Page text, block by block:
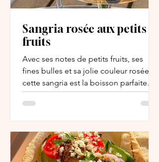
Sangria rosée aux petits
fruits
Avec ses notes de petits fruits, ses
fines bulles et sa jolie couleur rosée,
cette sangria est la boisson parfaite
pour les journées chaudes d’été.